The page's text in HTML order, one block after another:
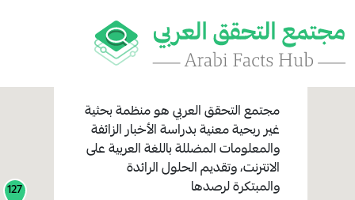
127
1
مجتمع التحقق العربيهو منظمة بحثية
غير ربحية معنية بدراسة الأخبار الزائفة
والمعلومات المضللة باللغة العربية على
الانترنت، وتقديم الحلول الرائدة
والمبتكرة لرصدها